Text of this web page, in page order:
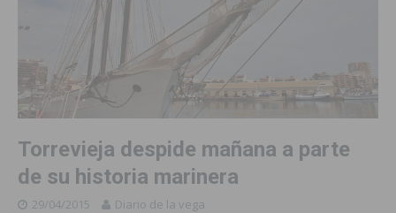
Torrevieja despide mañana a parte
de su historia marinera
29/04/2015 Diario de la vega